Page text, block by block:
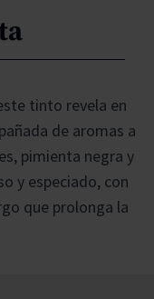
tinto revela en
de aromas a
pimienta negra y
y especiado, con
que prolonga la